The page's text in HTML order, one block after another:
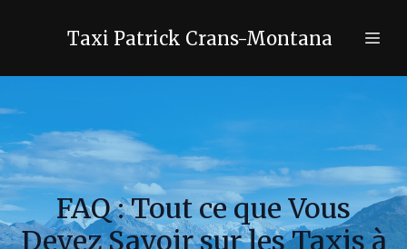
Taxi Patrick Crans-Montana
FAQ : Tout ce que Vous
Devez Savoir sur les Taxis à